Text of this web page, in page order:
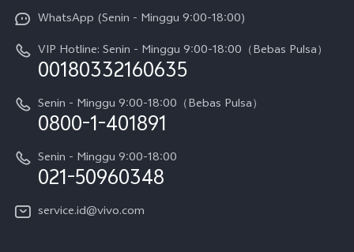
V70
V70 FE
Y05
X300 Pro
Gerai Terdekat
Funtouch OS
Pembaruan Sistem
Harga Spare Part
Otentikasi IMEI
Kebijakan Garansi vivo
Layanan Perbaikan Antar Jemput
Sejarah
Berita
Pemberitahuan Hukum
Tentang Kami
Pusat Privasi vivo
WhatsApp (Senin - Minggu 9:00-18:00)
VIP Hotline: Senin - Minggu 9:00-18:00（Bebas Pulsa）
00180332160635
Senin - Minggu 9:00-18:00（Bebas Pulsa）
0800-1-401891
Senin - Minggu 9:00-18:00
021-50960348
service.id@vivo.com